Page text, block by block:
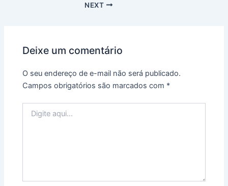
NEXT
Deixe um comentário
O seu endereço de e-mail não será publicado.
Campos obrigatórios são marcados com *
aqui...